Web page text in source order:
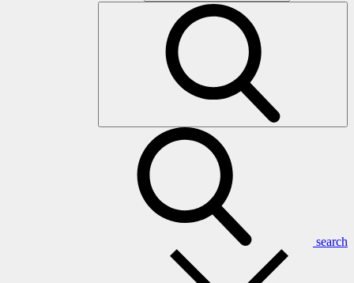
search